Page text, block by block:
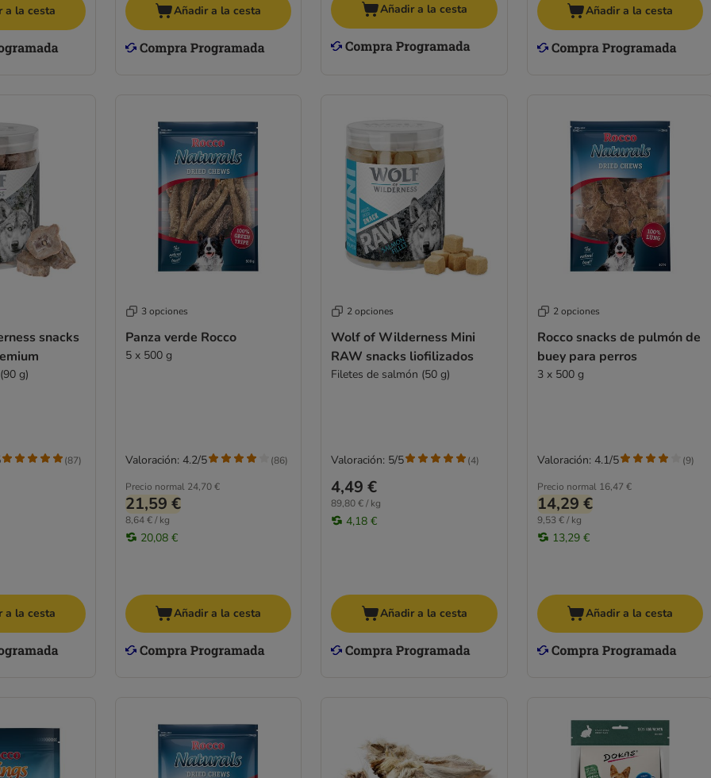
a la cesta Añadir a la cesta Añadir a la cesta Añadir a la cesta
snacks
g)
(87)
a la cesta
3 opciones
Panza verde Rocco
5 x 500 g
Precio normal 24,70 €
21,59 €
8,64 € / kg
20,08 €
Valoración: 4.2/5 (86)
Añadir a la cesta
2 opciones
Wolf of Wilderness Mini
RAW snacks liofilizados
Filetes de salmón (50 g)
4,49 €
89,80 € / kg
4,18 €
Valoración: 5/5 (4)
Añadir a la cesta
2 opciones
Rocco snacks de pulmón de
buey para perros
3 x 500 g
Precio normal 16,47 €
14,29 €
9,53 € / kg
13,29 €
Valoración: 4.1/5 (9)
Añadir a la cesta